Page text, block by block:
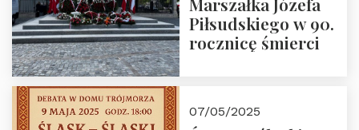
Piłsudskiego w 90.
rocznicę śmierci
07/05/2025